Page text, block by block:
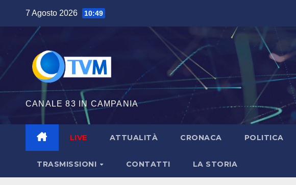
contenuto
7 Agosto 2026 10:49
CANALE 83 IN CAMPANIA
LIVE ATTUALITÀ CRONACA POLITICA
TRASMISSIONI CONTATTI LA STORIA